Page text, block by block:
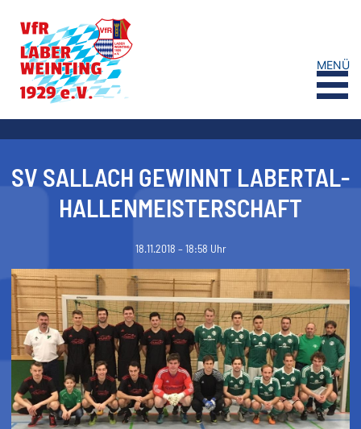
MENÜ
SV SALLACH GEWINNT LABERTAL-
HALLENMEISTERSCHAFT
18.11.2018 – 18:58 Uhr